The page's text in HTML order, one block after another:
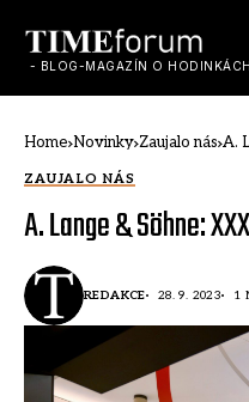
- BLOG-MAGAZÍN O
Home Novinky Zaujalo nás A.
ZAUJALO NÁS
A. Lange & Söhne:
REDAKCE 28. 9. 2023 1